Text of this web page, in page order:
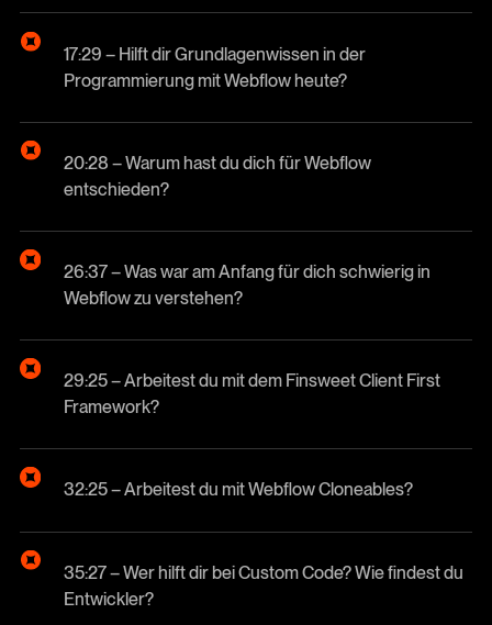
17:29 – Hilft dir Grundlagenwissen in der
Programmierung mit Webflow heute?
20:28 – Warum hast du dich für Webflow
entschieden?
26:37 – Was war am Anfang für dich schwierig in
Webflow zu verstehen?
29:25 – Arbeitest du mit dem Finsweet Client First
Framework?
32:25 – Arbeitest du mit Webflow Cloneables?
35:27 – Wer hilft dir bei Custom Code? Wie findest du
Entwickler?